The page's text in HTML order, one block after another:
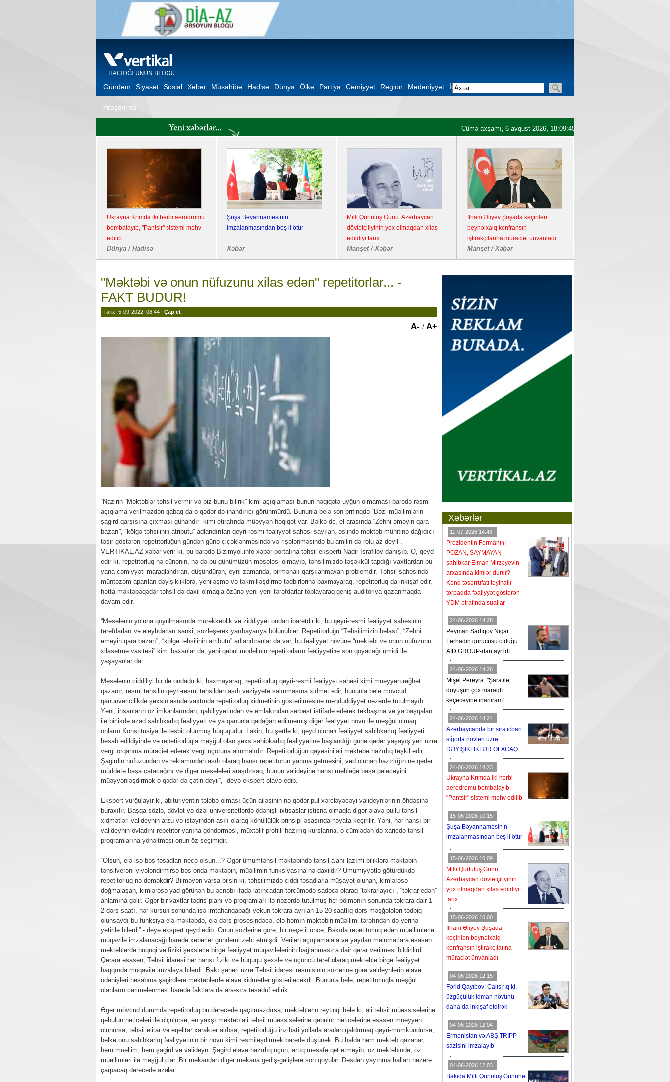
Gündəm Siyasət Sosial Xəbər Müsahibə Hadisə Dünya Ölkə Partiya Cəmiyyət Region Mədəniyyət İqtisadiyyat
Araşdırma
Cümə axşamı, 6 avqust 2026, 18:09:46
Ukrayna Krımda iki hərbi aerodromu
bombalayıb, "Pantsir" sistemi məhv
edilib
Dünya / Hadisə
Şuşa Bəyannaməsinin
imzalanmasından beş il ötür
Xəbər
Milli Qurtuluş Günü: Azərbaycan
dövlətçiliyinin yox olmaqdan xilas
edildiyi tarix
Manşet / Xəbər
İlham Əliyev Şuşada keçirilən
beynəlxalq konfransın
iştirakçılarına müraciət ünvanladı
Manşet / Xəbər
"Məktəbi və onun nüfuzunu xilas edən" repetitorlar... -
FAKT BUDUR!
Tarix: 5-09-2022, 08:44 | Çap et
A- / A+
“Nazirin “Məktəblər təhsil vermir və biz bunu bilirik” kimi açıqlaması bunun həqiqətə uyğun olmaması barədə rəsmi
açıqlama verilməzdən qabaq da o qədər də inandırıcı görünmürdü. Bununla belə son brifinqdə “Bəzi müəllimlərin
şagird qarşısına çıxması günahdır” kimi etirafında müəyyən həqiqət var. Bəlkə də, el arasında “Zehni əməyin qara
bazarı”, “kölgə təhsilinin atributu” adlandırılan qeyri-rəsmi fəaliyyət sahəsi sayılan, əslində məktəb mühitinə dağıdıcı
təsir göstərən repetitorluğun gündən-günə çiçəklənməsində və rişələnməsində bu amilin də rolu az deyil”.
VERTIKAL.AZ xəbər verir ki, bu barədə Bizimyol.info xəbər portalına təhsil eksperti Nadir İsrafilov danışıb. O, qeyd
edir ki, repetitorluq nə dünənin, nə də bu günümüzün məsələsi olmayıb, təhsilimizdə təşəkkül tapdığı vaxtlardan bu
yana cəmiyyəti maraqlandıran, düşündürən, eyni zamanda, birmənalı qarşılanmayan problemdir. Təhsil sahəsində
müntəzəm aparılan dəyişikliklərə, yeniləşmə və təkmilləşdirmə tədbirlərinə baxmayaraq, repetitorluq da inkişaf edir,
hətta məktəbəqədər təhsil də daxil olmaqla özünə yeni-yeni tərəfdarlar toplayaraq geniş auditoriya qazanmaqda
davam edir.
“Məsələnin yoluna qoyulmasında mürəkkəblik və ziddiyyət ondan ibarətdir ki, bu qeyri-rəsmi fəaliyyət sahəsinin
tərəfdarları və əleyhdarları sanki, sözləşərək yarıbayarıya bölünüblər. Repetitorluğu “Təhsilimizin bəlası”, “Zehni
əməyin qara bazarı”, “kölgə təhsilinin atributu” adlandıranlar da var, bu fəaliyyət növünə “məktəbi və onun nüfuzunu
xilasetmə vasitəsi” kimi baxanlar da, yeni qəbul modelinin repetitorların fəaliyyətinə son qoyacağı ümidi ilə
yaşayanlar da.
Məsələnin ciddiliyi bir də ondadır ki, baxmayaraq, repetitorluq qeyri-rəsmi fəaliyyət sahəsi kimi müəyyən rəğbət
qazanır, rəsmi təhsilin qeyri-rəsmi təhsildən asılı vəziyyətə salınmasına xidmət edir, bununla belə mövcud
qanunvericilikdə şəxsin asudə vaxtında repetitorluq xidmətinin göstərilməsinə məhduddiyyət nəzərdə tutulmayıb.
Yəni, insanların öz imkanlarından, qabiliyyətindən və əmlakından sərbəst istifadə edərək təkbaşına və ya başqaları
ilə birlikdə azad sahibkarlıq fəaliyyəti və ya qanunla qadağan edilməmiş digər fəaliyyət növü ilə məşğul olmaq
onların Konstitusiya ilə təsbit olunmuş hüququdur. Lakin, bu şərtlə ki, qeyd olunan fəaliyyət sahibkarlıq fəaliyyəti
hesab edildiyində və repetitorluqla məşğul olan şəxs sahibkarlıq fəaliyyətinə başlandığı günə qədər yaşayış yeri üzrə
vergi orqanına müraciət edərək vergi uçotuna alınmalıdır. Repetitorluğun qayəsini ali məktəbə hazırlıq təşkil edir.
Şagirdin nüfuzundan və reklamından asılı olaraq hansı repetitorun yanına getməsini, vəd olunan hazırlığın nə qədər
müddətə başa çatacağını və digər məsələləri araşdırsaq, bunun valideyinə hansı məbləğə başa gələcəyini
müəyyənləşdirmək o qədər də çətin deyil”,- deyə ekspert əlavə edib.
Ekspert vurğulayır ki, abituriyentin tələbə olması üçün ailəsinin nə qədər pul xərcləyəcəyi valideynlərinin öhdəsinə
buraxılır. Başqa sözlə, dövlət və özəl universitetlərdə ödənişli ixtisaslar istisna olmaqla digər əlavə pullu təhsil
xidmətləri valideynin arzu və istəyindən asılı olaraq könüllülük prinsipi əsasında həyata keçirilir. Yəni, hər hansı bir
valideynin övladını repetitor yanına göndərməsi, müxtəlif profilli hazırlıq kurslarına, o cümlədən də xaricdə təhsil
proqramlarına yönəltməsi onun öz seçimidir.
“Olsun, elə isə bəs fəsadları necə olsun...? Əgər ümumtəhsil məktəbində təhsil alanı lazımi biliklərə məktəbin
təhsilverəni yiyələndirmirsə bəs onda məktəbin, müəllimin funksiyasına nə daxildir? Ümumiyyətlə götürdükdə
repetitorluq nə deməkdir? Bilməyən varsa bilsin ki, təhsilimizdə ciddi fəsadlarla müşayət olunan, kimlərəsə
doğmalaşan, kimlərəsə yad görünən bu əcnəbı ifadə latıncadan tərcümədə sadəcə olaraq “təkrarlayıcı”, “təkrar edən”
anlamına gəlir. Əgər bir vaxtlar tədris planı və proqramları ilə nəzərdə tutulmuş hər bölmənın sonunda təkrara dair 1-
2 dərs saatı, hər kursun sonunda isə imtahanqabağı yekun təkrara ayrılan 15-20 saatlıq dərs məşğələləri tədbiq
olunsaydı bu funksiya elə məktəbdə, elə dərs prosesindəcə, elə həmın məktəbin müəllimi tərəfındən də yerinə
yetirilə bilərdi” - deyə ekspert qeyd edib. Onun sözlərinə görə, bir neçə il öncə, Bakıda repetitorluq edən müəllimlərlə
müqavilə imzalanacağı barədə xəbərlər gündəmi zəbt etmişdi. Verilən açıqlamalara və yayılan məlumatlara əsasən
məktəblərdə hüquqi və fiziki şəxslərlə birgə fəaliyyət müqavilələrinin bağlanmasına dair qərar verilməsi bildirilirdi.
Qərara əsasən, Təhsil idarəsi hər hansı fiziki və hüququ şəxslə və üçüncü tərəf olaraq məktəblə birgə fəaliyyət
haqqında müqavilə imzalaya bilərdi. Bakı şəhəri üzrə Təhsil idarəsi rəsmisinin sözlərinə görə valdeynlərin əlavə
ödənişləri hesabına şagirdlərə məktəblərdə əlavə xidmətlər göstəriləcəkdi. Bununla belə, repetitorluqla məşğul
olanların cərimələnməsi barədə faktlara da ara-sıra təsadüf edirik.
Əgər mövcud durumda repetitorluq bu dərəcədə qaçılmazdırsa, məktəblərin reytinqi hələ ki, ali təhsil müəssisələrinə
qəbulun nəticələri ilə ölçülürsə, ən yaxşı məktəb ali təhsil müəssisələrinə qəbulun nəticələrinə əsasən müəyyən
olunursa, təhsil elitar və eqelitar xarakter alıbsa, repetitorluğu inzibati yollarla aradan qaldırmaq qeyri-mümkündürsə,
bəlkə onu sahibkarlıq fəaliyyətinin bir növü kimi rəsmiləşdirmək barədə düşünək. Bu halda həm məktəb qazanar,
həm müəllim, həm şagird və valideyn. Şagird əlavə hazırlıq üçün, artıq məsafə qət etməyib, öz məktəbində, öz
müəllimləri ilə məşğul olar. Bir məkandan digər məkana gediş-gəlişlərə son qoyular. Dəsdən yayınma halları nəzərə
çarpacaq dərəcədə azalar.
Xəbərlər
11-07-2026 14:43
Prezidentin Fərmanını
POZAN, SAYMAYAN
sahibkar Elman Mirzəyevin
arxasında kimlər durur? -
Kənd təsərrüfatı təyinatlı
torpaqda fəaliyyət göstərən
YDM ətrafında suallar
24-06-2026 14:28
Peyman Sadıqov Nigar
Fərhadın qurucusu olduğu
AID GROUP-dan ayrıldı
24-06-2026 14:26
Mişel Pereyra: "Şara ilə
döyüşün çox maraqlı
keçəcəyinə inanıram"
24-06-2026 14:24
Azərbaycanda bir sıra icbari
sığorta növləri üzrə
DƏYİŞİKLİKLƏR OLACAQ
24-06-2026 14:23
Ukrayna Krımda iki hərbi
aerodromu bombalayıb,
"Pantsir" sistemi məhv edilib
15-06-2026 10:15
Şuşa Bəyannaməsinin
imzalanmasından beş il ötür
15-06-2026 10:09
Milli Qurtuluş Günü:
Azərbaycan dövlətçiliyinin
yox olmaqdan xilas edildiyi
tarix
15-06-2026 10:00
İlham Əliyev Şuşada
keçirilən beynəlxalq
konfransın iştirakçılarına
müraciət ünvanladı
04-06-2026 12:15
Fərid Qayıbov: Çalışırıq ki,
üzgüçülük idman növünü
daha da inkişaf etdirək
04-06-2026 12:04
Ermənistan və ABŞ TRIPP
sazişini imzalayıb
04-06-2026 12:03
Bakıda Milli Qurtuluş Gününə